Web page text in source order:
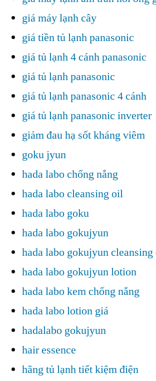
giá máy lạnh cây
giá tiền tủ lạnh panasonic
giá tủ lạnh 4 cánh panasonic
giá tủ lạnh panasonic
giá tủ lạnh panasonic 4 cánh
giá tủ lạnh panasonic inverter
giảm đau hạ sốt kháng viêm
goku jyun
hada labo chống nắng
hada labo cleansing oil
hada labo goku
hada labo gokujyun
hada labo gokujyun
hada labo gokujyun lotion
hada labo kem chống nắng
hada labo lotion giá
hadalabo gokujyun
hair essence
hãng tủ lạnh tiết kiệm điện